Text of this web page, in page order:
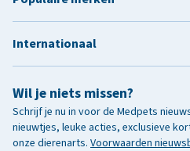
Wil je niets missen?
Schrijf je nu in voor de Medpets
nieuwtjes, leuke acties, exclusieve
onze dierenarts. Voorwaarden
Internationaal